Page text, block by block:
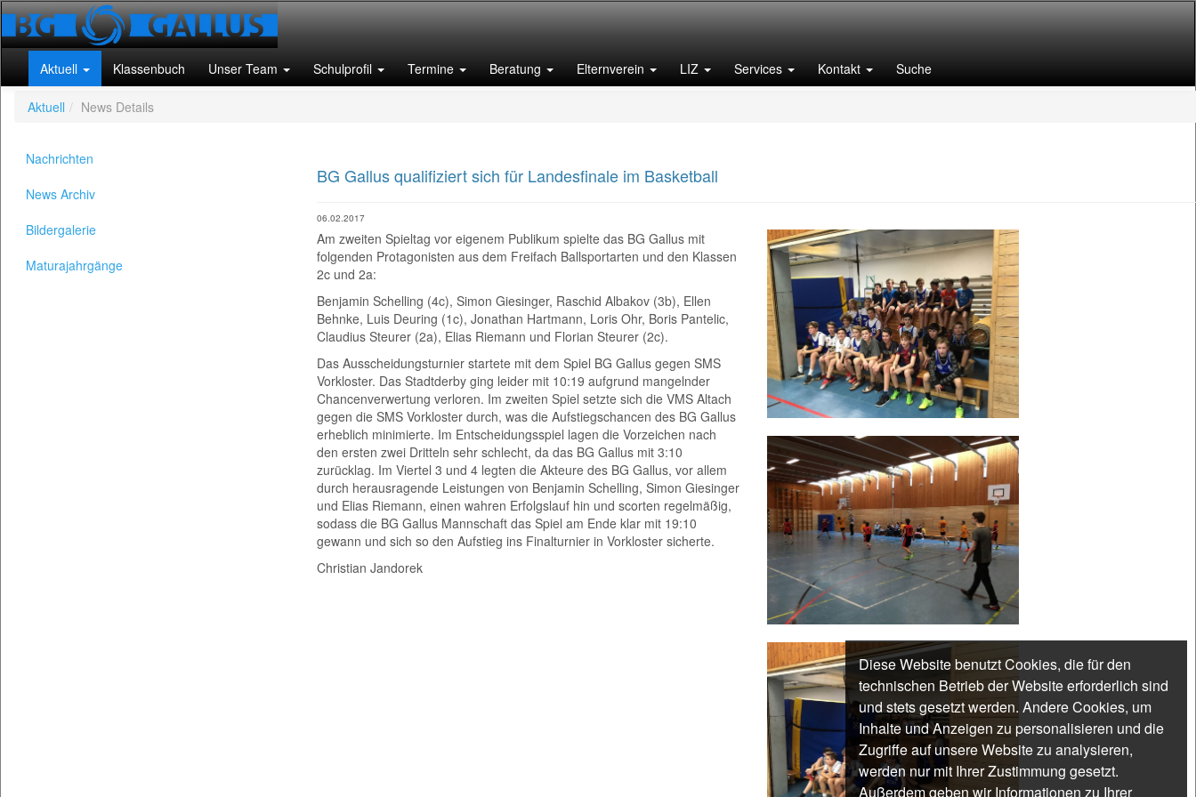
Aktuell Klassenbuch Unser Team Schulprofil Termine Beratung Elternverein LIZ Services Kontakt Suche
Aktuell News Details
Nachrichten
News Archiv
Bildergalerie
Maturajahrgänge
BG Gallus qualifiziert sich für Landesfinale im Basketball
06.02.2017
Am zweiten Spieltag vor eigenem Publikum spielte das BG Gallus mit
folgenden Protagonisten aus dem Freifach Ballsportarten und den Klassen
2c und 2a:
Benjamin Schelling (4c), Simon Giesinger, Raschid Albakov (3b), Ellen
Behnke, Luis Deuring (1c), Jonathan Hartmann, Loris Ohr, Boris Pantelic,
Claudius Steurer (2a), Elias Riemann und Florian Steurer (2c).
Das Ausscheidungsturnier startete mit dem Spiel BG Gallus gegen SMS
Vorkloster. Das Stadtderby ging leider mit 10:19 aufgrund mangelnder
Chancenverwertung verloren. Im zweiten Spiel setzte sich die VMS Altach
gegen die SMS Vorkloster durch, was die Aufstiegschancen des BG Gallus
erheblich minimierte. Im Entscheidungsspiel lagen die Vorzeichen nach
den ersten zwei Dritteln sehr schlecht, da das BG Gallus mit 3:10
zurücklag. Im Viertel 3 und 4 legten die Akteure des BG Gallus, vor allem
durch herausragende Leistungen von Benjamin Schelling, Simon Giesinger
und Elias Riemann, einen wahren Erfolgslauf hin und scorten regelmäßig,
sodass die BG Gallus Mannschaft das Spiel am Ende klar mit 19:10
gewann und sich so den Aufstieg ins Finalturnier in Vorkloster sicherte.
Christian Jandorek
Diese Website benutzt Cookies, die für den
technischen Betrieb der Website erforderlich sind
und stets gesetzt werden. Andere Cookies, um
Inhalte und Anzeigen zu personalisieren und die
Zugriffe auf unsere Website zu analysieren,
werden nur mit Ihrer Zustimmung gesetzt.
Außerdem geben wir Informationen zu Ihrer